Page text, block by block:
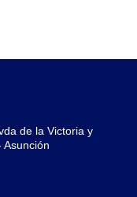
de la Victoria y
Asunción